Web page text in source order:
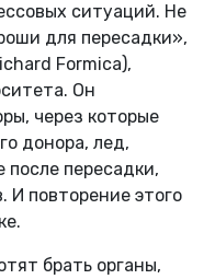
ситуаций. Не
для пересадки»,
Formica),
Он
через которые
донора, лед,
пересадки,
И повторение этого
брать органы,